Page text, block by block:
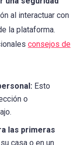
al interactuar con
la plataforma.
consejos de
Esto
o
las primeras
casa o en un